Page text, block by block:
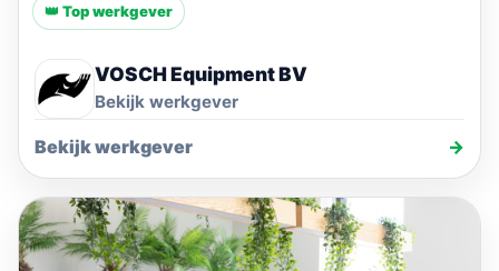
👑 Top werkgever
VOSCH Equipment BV
Bekijk werkgever
Bekijk werkgever →